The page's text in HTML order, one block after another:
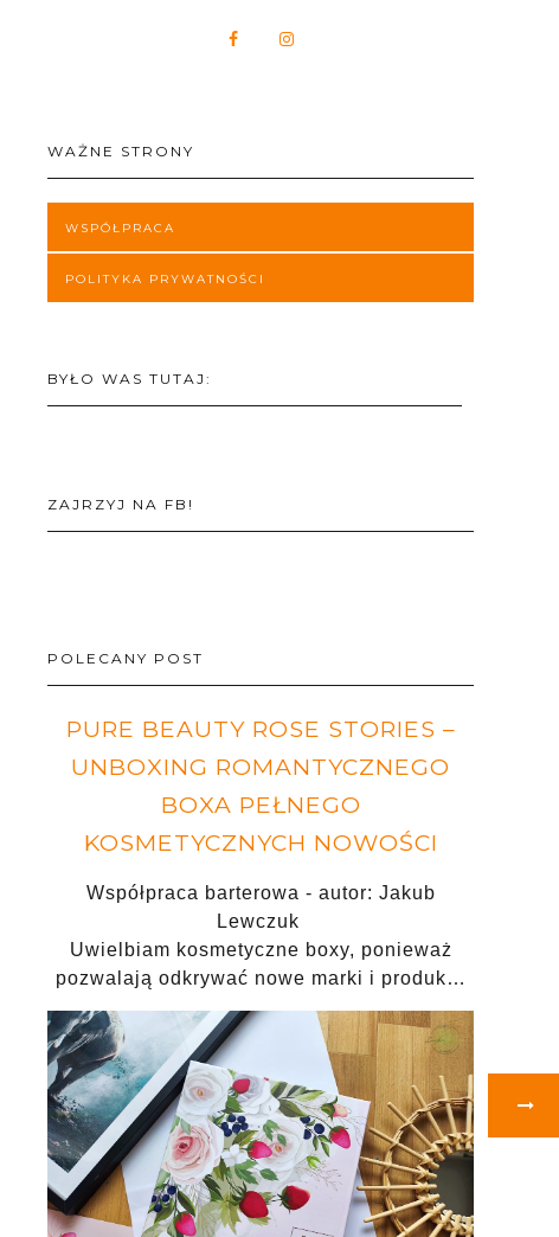
WAŻNE STRONY
WSPÓŁPRACA
POLITYKA PRYWATNOŚCI
BYŁO WAS TUTAJ:
ZAJRZYJ NA FB!
POLECANY POST
PURE BEAUTY ROSE STORIES –
UNBOXING ROMANTYCZNEGO
BOXA PEŁNEGO
KOSMETYCZNYCH NOWOŚCI
Współpraca barterowa - autor: Jakub
Lewczuk
Uwielbiam kosmetyczne boxy, ponieważ
pozwalają odkrywać nowe marki i produk…